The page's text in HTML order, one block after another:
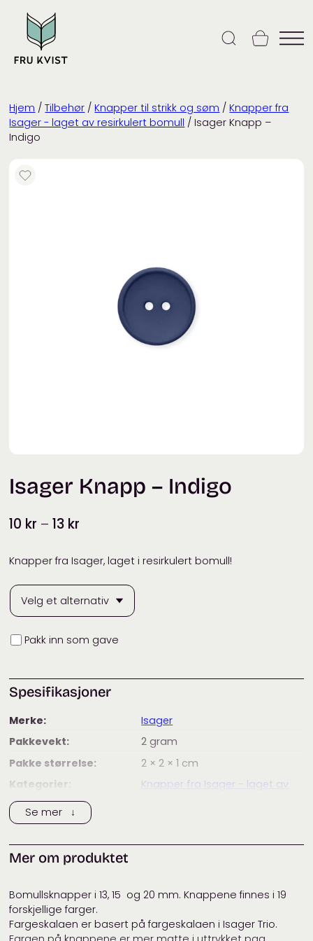
content
Hjem /Tilbehør / Knapper til strikk og søm / Knapper fra
Isager - laget av resirkulert bomull / Isager Knapp –
Indigo
Isager Knapp – Indigo
10 kr – 13 kr
til
13 kr
Knapper fra Isager, laget i resirkulert bomull!
Innpakning
Pakk inn som gave
Spesifikasjoner
Merke:
Isager
Pakkevekt:
2 gram
Pakke størrelse:
2 × 2 × 1 cm
Kategorier:
Knapper fra Isager - laget av
Se mer ↓
Mer om produktet
Bomullsknapper i 13, 15 og 20 mm. Knappene finnes i 19
forskjellige farger.
Fargeskalaen er basert på fargeskalaen i Isager Trio.